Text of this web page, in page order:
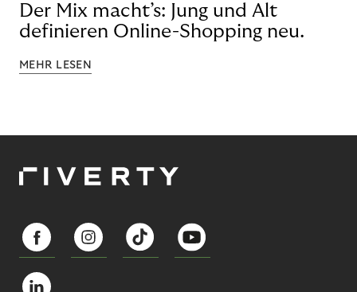
Der Mix macht’s: Jung und Alt
definieren Online-Shopping neu.
MEHR LESEN